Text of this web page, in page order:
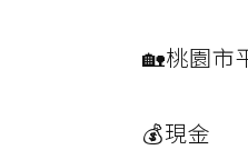
🏡桃園市
💰現金